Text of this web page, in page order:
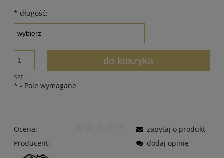
* długość:
szt.
do koszyka
* - Pole wymagane
Ocena:
Producent:
zapytaj o produkt
dodaj opinię